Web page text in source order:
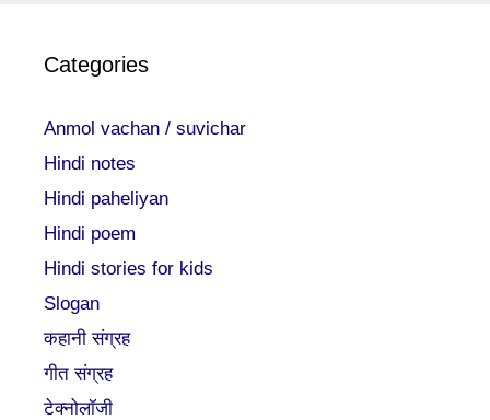
Categories
Anmol vachan / suvichar
Hindi notes
Hindi paheliyan
Hindi poem
Hindi stories for kids
Slogan
कहानी संग्रह
गीत संग्रह
टेक्नोलॉजी